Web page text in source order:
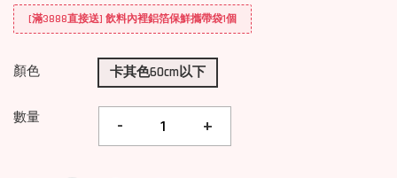
[滿3888直接送] 飲料內裡鋁箔保鮮攜帶袋1個
顏色 卡其色60cm以下
數量 - +